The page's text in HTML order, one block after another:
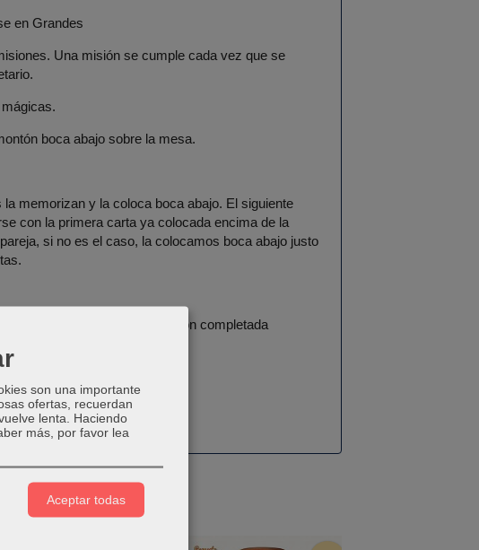
en Grandes
Una misión se cumple cada vez que se
boca abajo sobre la mesa.
memorizan y la coloca boca abajo. El siguiente
con la primera carta ya colocada encima de la
si no es el caso, la colocamos boca abajo justo
y se gana 1 punto por misión completada
son una importante
ofertas, recuerdan
lenta. Haciendo
más, por favor lea
Aceptar todas